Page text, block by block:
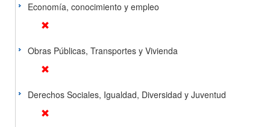
Economía, conocimiento y empleo
Obras Públicas, Transportes y Vivienda
Derechos Sociales, Igualdad, Diversidad y Juventud